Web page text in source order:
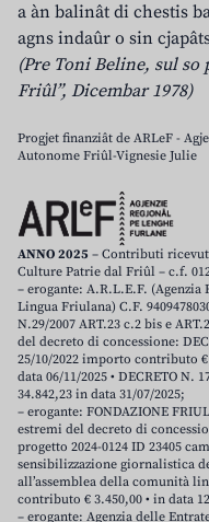
a àn balinât di chestis
agns indaûr o sin
(Pre Toni Beline, sul
Friûl”, Dicembar 1978)
Progjet finanziât de ARLeF -
Autonome Friûl-Vignesie Julie
ANNO 2025 – Contributi
Culture Patrie dal Friûl – c.f.
– erogante: A.R.L.E.F. (Agenzia
Lingua Friulana) C.F.
N.29/2007 ART.23 c.2 bis e
del decreto di concessione:
25/10/2022 importo contributo
data 06/11/2025 • DECRETO N.
34.842,23 in data 31/07/2025;
– erogante: FONDAZIONE
estremi del decreto di
progetto 2024-0124 ID 23405
sensibilizzazione giornalistica
all’assemblea della comunità
contributo € 3.450,00 • in data
– erogante: Agenzia delle